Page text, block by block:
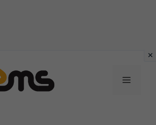
MENU